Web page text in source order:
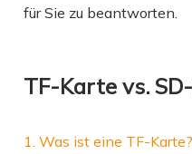
für Sie zu beantworten.
TF-Karte vs.
1. Was ist eine TF-Karte?